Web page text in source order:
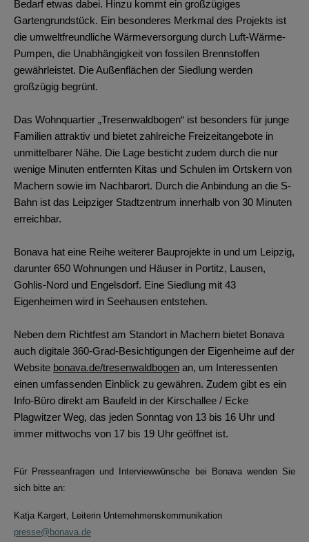
Bedarf etwas dabei. Hinzu kommt ein großzügiges
Gartengrundstück. Ein besonderes Merkmal des Projekts ist
die umweltfreundliche Wärmeversorgung durch Luft-Wärme-
Pumpen, die Unabhängigkeit von fossilen Brennstoffen
gewährleistet. Die Außenflächen der Siedlung werden
großzügig begrünt.
Das Wohnquartier „Tresenwaldbogen“ ist besonders für junge
Familien attraktiv und bietet zahlreiche Freizeitangebote in
unmittelbarer Nähe. Die Lage besticht zudem durch die nur
wenige Minuten entfernten Kitas und Schulen im Ortskern von
Machern sowie im Nachbarort. Durch die Anbindung an die S-
Bahn ist das Leipziger Stadtzentrum innerhalb von 30 Minuten
erreichbar.
Bonava hat eine Reihe weiterer Bauprojekte in und um Leipzig,
darunter 650 Wohnungen und Häuser in Portitz, Lausen,
Gohlis-Nord und Engelsdorf. Eine Siedlung mit 43
Eigenheimen wird in Seehausen entstehen.
Neben dem Richtfest am Standort in Machern bietet Bonava
auch digitale 360-Grad-Besichtigungen der Eigenheime auf der
Website bonava.de/tresenwaldbogen an, um Interessenten
einen umfassenden Einblick zu gewähren. Zudem gibt es ein
Info-Büro direkt am Baufeld in der Kirschallee / Ecke
Plagwitzer Weg, das jeden Sonntag von 13 bis 16 Uhr und
immer mittwochs von 17 bis 19 Uhr geöffnet ist.
Für Presseanfragen und Interviewwünsche bei Bonava wenden Sie
sich bitte an:
Katja Kargert, Leiterin Unternehmenskommunikation
presse@bonava.de